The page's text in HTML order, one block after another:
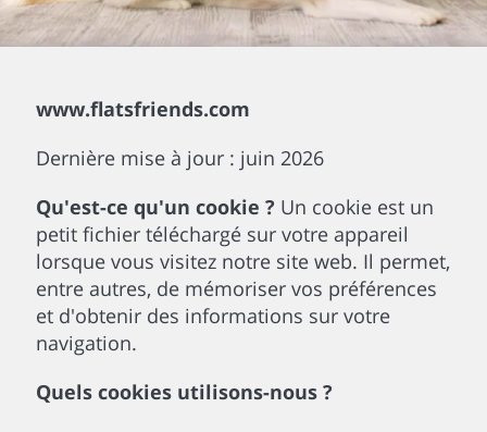
www.flatsfriends.com
Dernière mise à jour : juin 2026
Qu'est-ce qu'un cookie ? Un cookie est un
petit fichier téléchargé sur votre appareil
lorsque vous visitez notre site web. Il permet,
entre autres, de mémoriser vos préférences
et d'obtenir des informations sur votre
navigation.
Quels cookies utilisons-nous ?